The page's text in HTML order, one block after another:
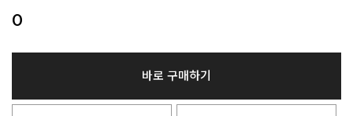
0
바로 구매하기